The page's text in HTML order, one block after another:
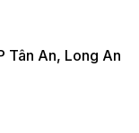
Tân An, Long An